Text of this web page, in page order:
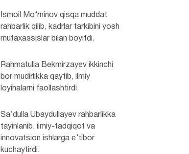
Ismoil Mo‘minov qisqa muddat
rahbarlik qilib, kadrlar tarkibini yosh
mutaxassislar bilan boyitdi.
Rahmatulla Bekmirzayev ikkinchi
bor mudirlikka qaytib, ilmiy
loyihalarni faollashtirdi.
Sa’dulla Ubaydullayev rahbarlikka
tayinlanib, ilmiy-tadqiqot va
innovatsion ishlarga e’tibor
kuchaytirdi.